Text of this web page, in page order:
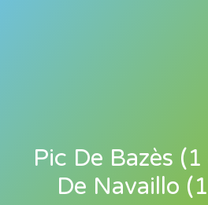
Pic De Bazès
De Navaillo